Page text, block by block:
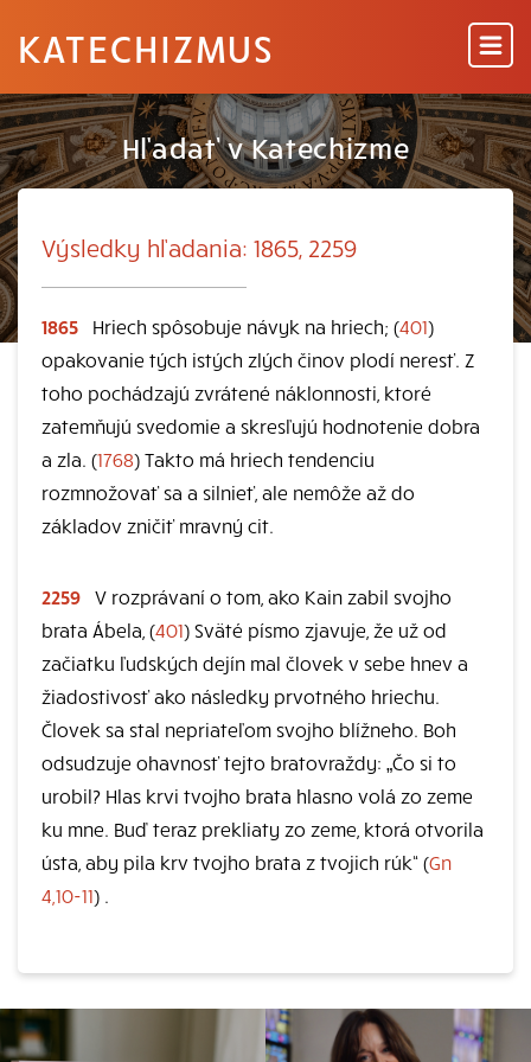
KATECHIZMUS
Hľadať v Katechizme
Výsledky hľadania: 1865, 2259
1865 Hriech spôsobuje návyk na hriech; (401)
opakovanie tých istých zlých činov plodí neresť. Z
toho pochádzajú zvrátené náklonnosti, ktoré
zatemňujú svedomie a skresľujú hodnotenie dobra
a zla. (1768) Takto má hriech tendenciu
rozmnožovať sa a silnieť, ale nemôže až do
základov zničiť mravný cit.
2259 V rozprávaní o tom, ako Kain zabil svojho
brata Ábela, (401) Sväté písmo zjavuje, že už od
začiatku ľudských dejín mal človek v sebe hnev a
žiadostivosť ako následky prvotného hriechu.
Človek sa stal nepriateľom svojho blížneho. Boh
odsudzuje ohavnosť tejto bratovraždy: „Čo si to
urobil? Hlas krvi tvojho brata hlasno volá zo zeme
ku mne. Buď teraz prekliaty zo zeme, ktorá otvorila
ústa, aby pila krv tvojho brata z tvojich rúk“ (Gn
4,10-11) .